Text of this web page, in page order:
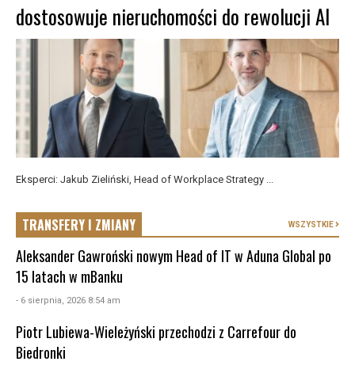
dostosowuje nieruchomości do rewolucji AI
Eksperci: Jakub Zieliński, Head of Workplace Strategy ...
TRANSFERY I ZMIANY WSZYSTKIE
Aleksander Gawroński nowym Head of IT w Aduna Global po
15 latach w mBanku
- 6 sierpnia, 2026 8:54 am
Piotr Lubiewa-Wieleżyński przechodzi z Carrefour do
Biedronki